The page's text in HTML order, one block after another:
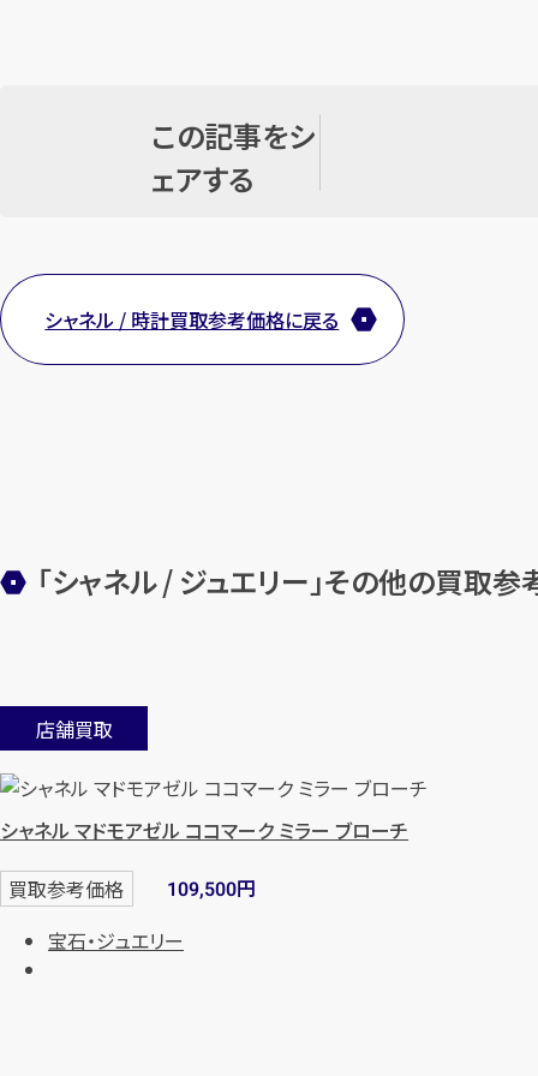
この記事をシ
ェアする
シャネル / 時計買取参考価格に戻る
「シャネル / ジュエリー」その他の買取
店舗買取
シャネル マドモアゼル ココマーク ミラー ブローチ
買取参考価格 109,500円
宝石・ジュエリー